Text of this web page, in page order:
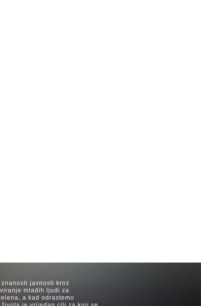
javnosti kroz
mladih ljudi za
a kad odrastemo